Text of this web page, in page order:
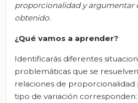
proporcionalidad y argumentar
obtenido.
¿Qué vamos a aprender?
Identificarás diferentes
problemáticas que se
relaciones de proporcionalidad
tipo de variación